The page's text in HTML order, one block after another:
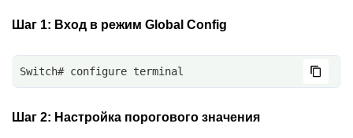
Шаг 1: Вход в режим Global Config
Switch# configure terminal
Шаг 2: Настройка порогового значения